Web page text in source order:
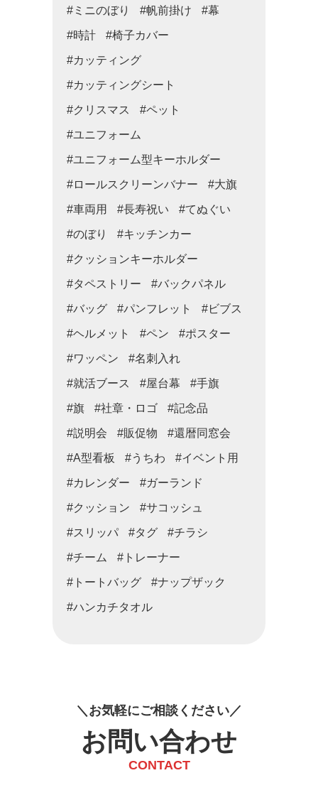
#ミニのぼり #帆前掛け #幕
#時計 #椅子カバー
#カッティング
#カッティングシート
#クリスマス #ペット
#ユニフォーム
#ユニフォーム型キーホルダー
#ロールスクリーンバナー #大旗
#車両用 #長寿祝い #てぬぐい
#のぼり #キッチンカー
#クッションキーホルダー
#タペストリー #バックパネル
#バッグ #パンフレット #ビブス
#ヘルメット #ペン #ポスター
#ワッペン #名刺入れ
#就活ブース #屋台幕 #手旗
#旗 #社章・ロゴ #記念品
#説明会 #販促物 #還暦同窓会
#A型看板 #うちわ #イベント用
#カレンダー #ガーランド
#クッション #サコッシュ
#スリッパ #タグ #チラシ
#チーム #トレーナー
#トートバッグ #ナップザック
#ハンカチタオル
お気軽にご相談 く ださ い
お問い合わせ
CONTACT